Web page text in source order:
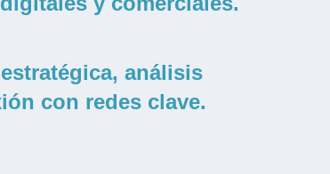
análisis
con redes clave.